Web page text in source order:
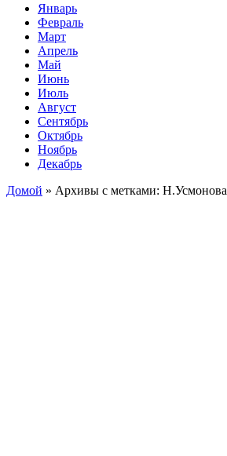
Январь
Февраль
Март
Апрель
Май
Июнь
Июль
Август
Сентябрь
Октябрь
Ноябрь
Декабрь
Домой » Архивы с метками: Н.Усмонова